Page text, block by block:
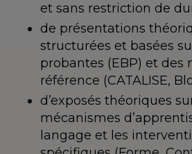
et sans restriction de
de présentations
structurées et basées
probantes (EBP) et des
référence (CATALISE,
d’exposés théoriques
mécanismes
langage et les